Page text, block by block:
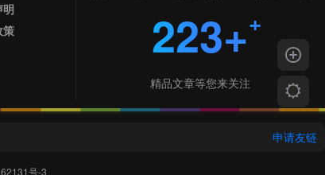
策
223+
精品文章等您来关注
申请友链
号-3